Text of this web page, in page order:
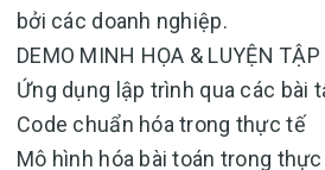
bởi các doanh nghiệp.
DEMO MINH HỌA & LUYỆN
Ứng dụng lập trình qua các bài
Code chuẩn hóa trong thực tế
Mô hình hóa bài toán trong